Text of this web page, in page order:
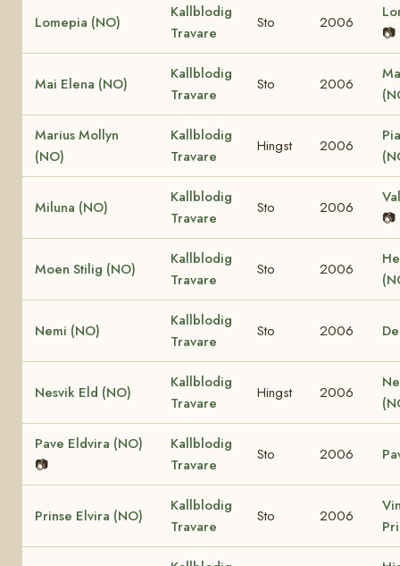
Lomepia (NO)
Kallblodig
Travare
Sto 2006
📷
Mai Elena (NO)
Kallblodig
Travare
Sto 2006
Marius Mollyn
(NO)
Kallblodig
Travare
Hingst 2006
Miluna (NO)
Kallblodig
Travare
Sto 2006
📷
Moen Stilig (NO)
Kallblodig
Travare
Sto 2006
Nemi (NO)
Kallblodig
Travare
Sto 2006
Nesvik Eld (NO)
Kallblodig
Travare
Hingst 2006
Pave Eldvira (NO)
📷
Kallblodig
Travare
Sto 2006
Prinse Elvira (NO)
Kallblodig
Travare
Sto 2006